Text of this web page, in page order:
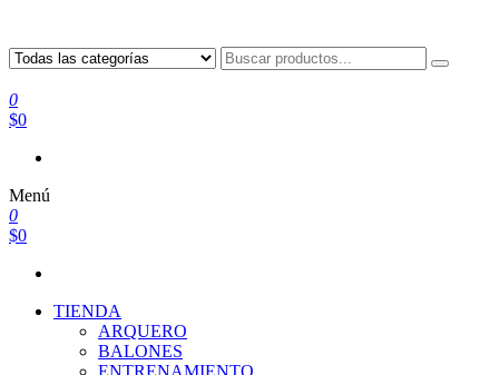
0
$0
Menú
0
$0
TIENDA
ARQUERO
BALONES
ENTRENAMIENTO